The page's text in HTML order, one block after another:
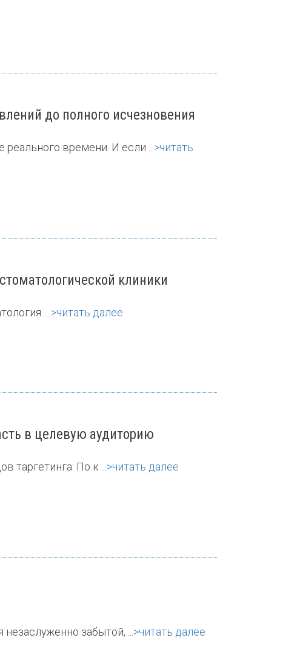
до полного исчезновения
времени. И если ... >читать
клиники
... >читать далее
в целевую аудиторию
таргетинга: По к ... >читать далее
забытой, ... >читать далее